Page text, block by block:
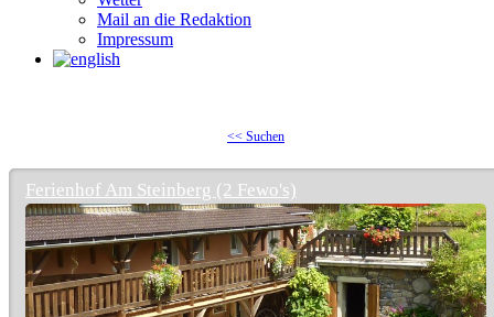
Mail an die Redaktion
Impressum
<< Suchen
Ferienhof Am Steinberg (2 Fewo's)